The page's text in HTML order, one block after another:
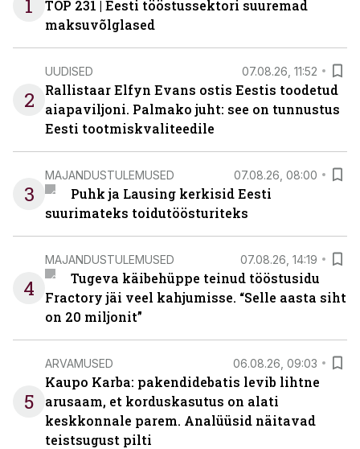
1
TOP 231 | Eesti tööstussektori suuremad
maksuvõlglased
2
UUDISED 07.08.26, 11:52
Rallistaar Elfyn Evans ostis Eestis toodetud
aiapaviljoni. Palmako juht: see on tunnustus
Eesti tootmiskvaliteedile
3
MAJANDUSTULEMUSED 07.08.26, 08:00
Puhk ja Lausing kerkisid Eesti
suurimateks toidutöösturiteks
4
MAJANDUSTULEMUSED 07.08.26, 14:19
Tugeva käibehüppe teinud tööstusidu
Fractory jäi veel kahjumisse. “Selle aasta siht
on 20 miljonit”
5
ARVAMUSED 06.08.26, 09:03
Kaupo Karba: pakendidebatis levib lihtne
arusaam, et korduskasutus on alati
keskkonnale parem. Analüüsid näitavad
teistsugust pilti